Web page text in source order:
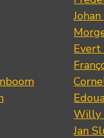
Evert
Willy
Jan